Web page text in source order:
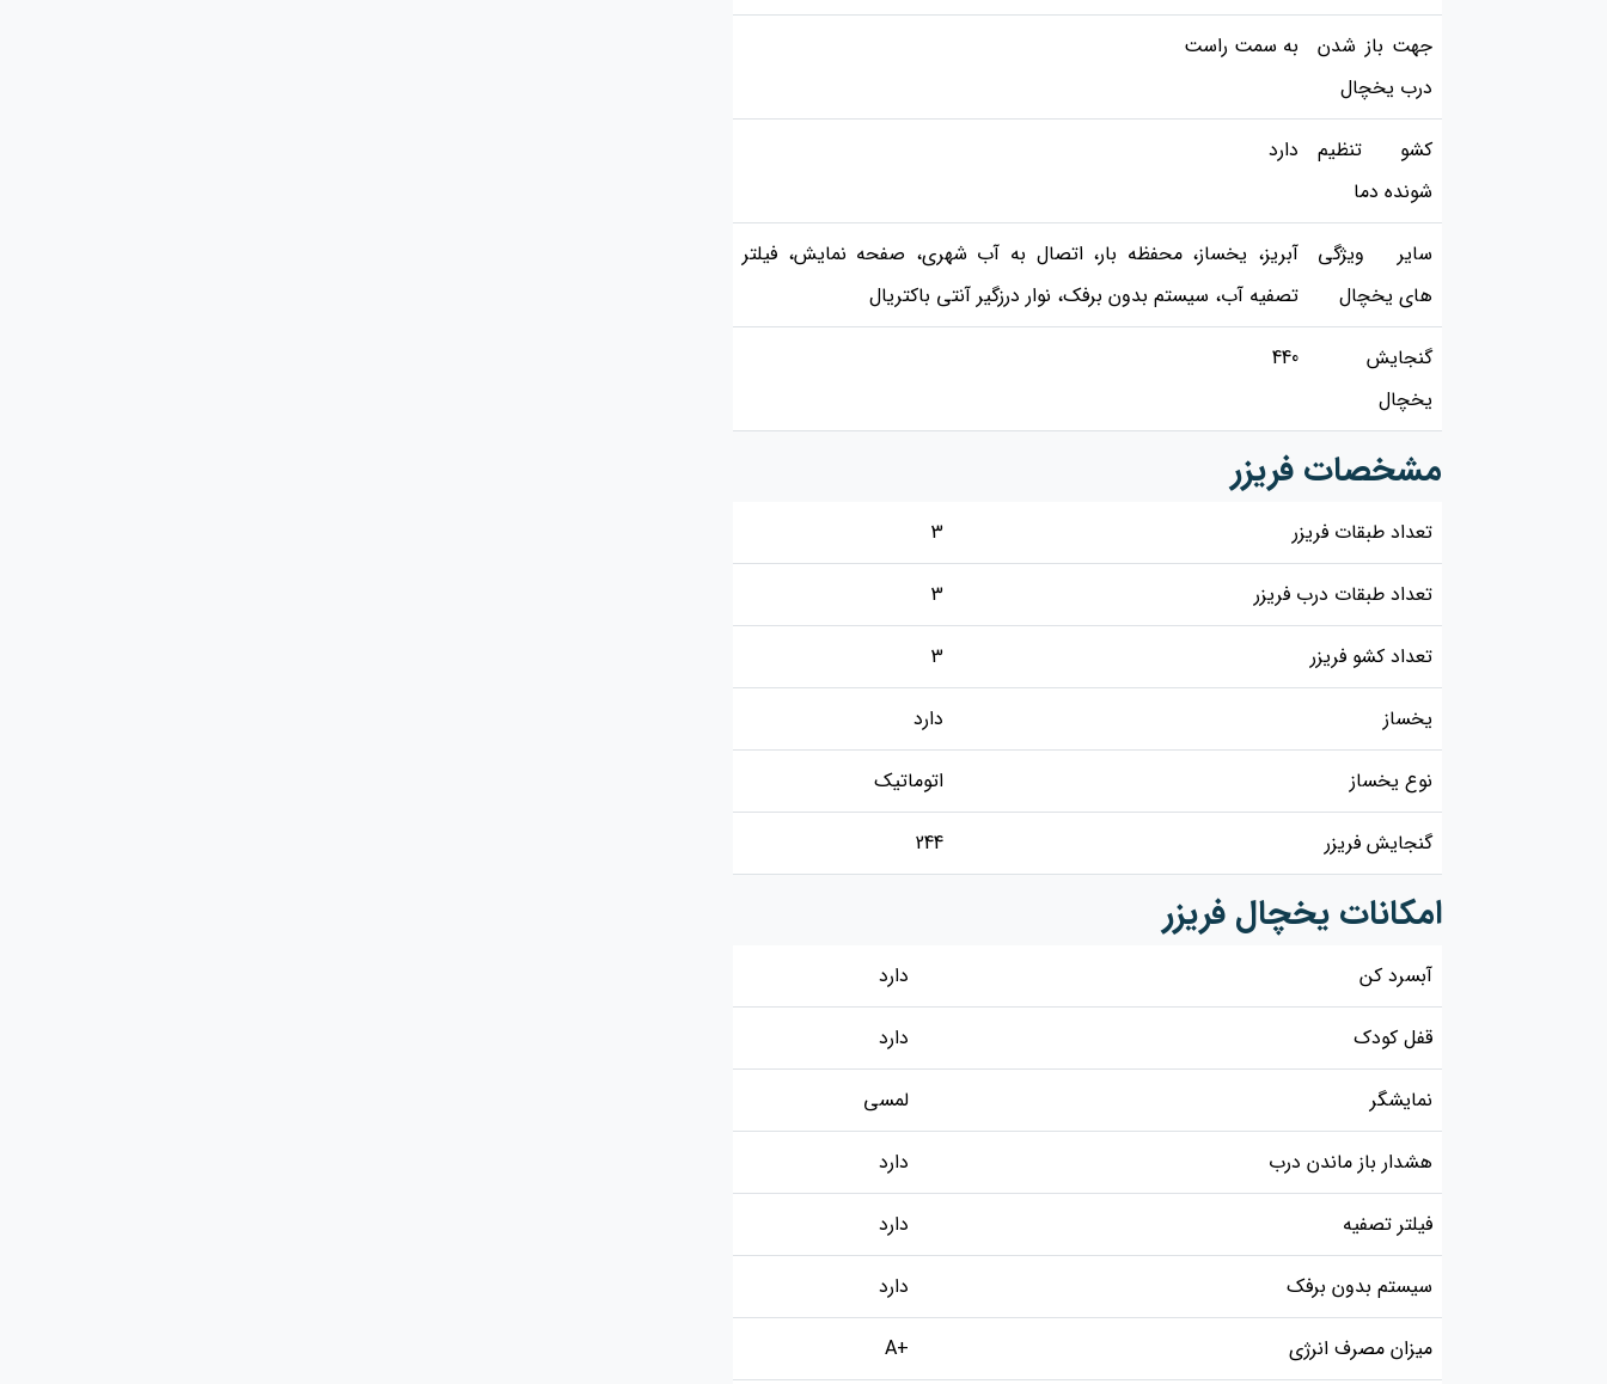
جهت باز شدن
درب یخچال
به سمت راست
کشو تنظیم
شونده دما
دارد
سایر ویژگی
های یخچال
آبریز، یخساز، محفظه بار، اتصال به آب شهری، صفحه نمایش، فیلتر
تصفیه آب، سیستم بدون برفک، نوار درزگیر آنتی باکتریال
گنجایش
یخچال
440
مشخصات فریزر
تعداد طبقات فریزر 3
تعداد طبقات درب فریزر 3
تعداد کشو فریزر 3
یخساز دارد
نوع یخساز اتوماتیک
گنجایش فریزر 244
امکانات یخچال فریزر
آبسرد کن دارد
قفل کودک دارد
نمایشگر لمسی
هشدار باز ماندن درب دارد
فیلتر تصفیه دارد
سیستم بدون برفک دارد
میزان مصرف انرژی +A